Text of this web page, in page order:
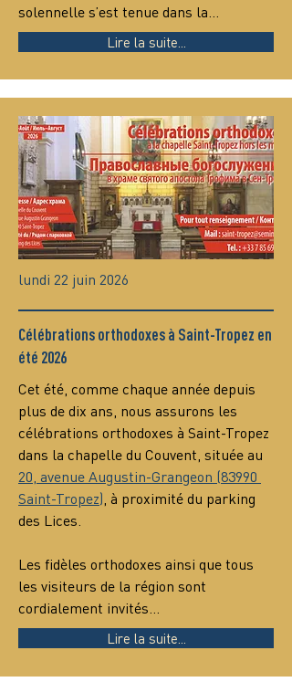
solennelle s’est tenue dans la…
Lire la suite...
lundi 22 juin 2026
Célébrations orthodoxes à Saint-Tropez en
été 2026
Cet été, comme chaque année depuis
plus de dix ans, nous assurons les
célébrations orthodoxes à Saint-Tropez
dans la chapelle du Couvent, située au
20, avenue Augustin-Grangeon (83990
Saint-Tropez), à proximité du parking
des Lices.
Les fidèles orthodoxes ainsi que tous
les visiteurs de la région sont
cordialement invités…
Lire la suite...